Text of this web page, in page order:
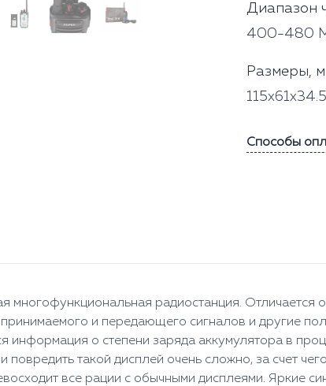
Диапазон
400-480
Размеры,
115x61x34.5
Способы
радиостанция. Отличается
и передающего сигналов и другие
информация о степени заряда аккумулятора в
повредить такой дисплей очень сложно, за счет
все рации с обычными дисплеями. Яркие